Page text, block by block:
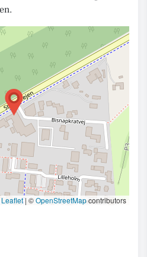
Leaflet | ©OpenStreetMapcontributors